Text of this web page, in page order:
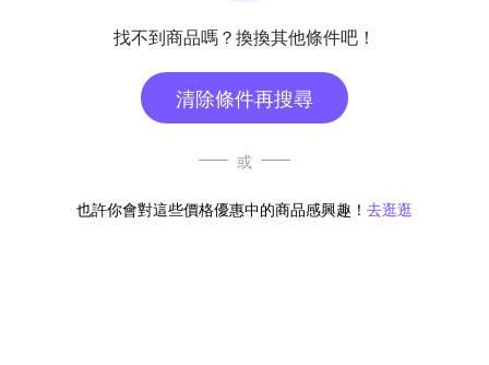
找不到商品嗎？換換其他條件吧！
清除條件再搜尋
或
也許你會對這些價格優惠中的商品感興趣！ 去逛逛